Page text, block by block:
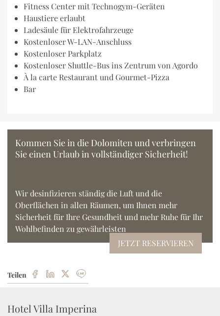
Fitness Center mit Technogym-Geräten
Haustiere erlaubt
Ladesäule für Elektrofahrzeuge
Kostenloser W-LAN-Anschluss
Kostenloser Parkplatz
Kostenloser Shuttle-Bus ins Zentrum von Agordo
À la carte Restaurant und Gourmet-Pizza
Bar
Kommen Sie in die Dolomiten und verbringen
Sie einen Urlaub in vollständiger Sicherheit!
Wir desinfizieren ständig die Luft und die
Oberflächen in allen Räumen, um Ihnen mehr
Sicherheit für Ihre Gesundheit und mehr Ruhe für Ihr
Wohlbefinden zu gewährleisten
JETZT RESERVIEREN
Teilen
Hotel Villa Imperina